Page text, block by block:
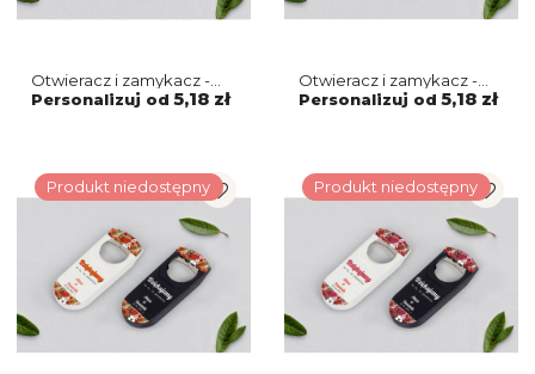
Otwieracz i zamykacz -
Fiori Motyw 2
Personalizuj od 5,18 zł
Otwieracz i zamykacz -
Akwarelowe Wianki
Motyw 1
Personalizuj od 5,18 zł
Produkt niedostępny Produkt niedostępny